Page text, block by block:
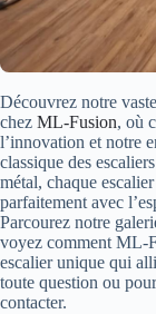
Découvrez notre
chez ML-Fusion, où
l’innovation et notre
classique des
métal, chaque
parfaitement avec
Parcourez notre
voyez comment ML-
escalier unique qui
toute question ou
contacter.